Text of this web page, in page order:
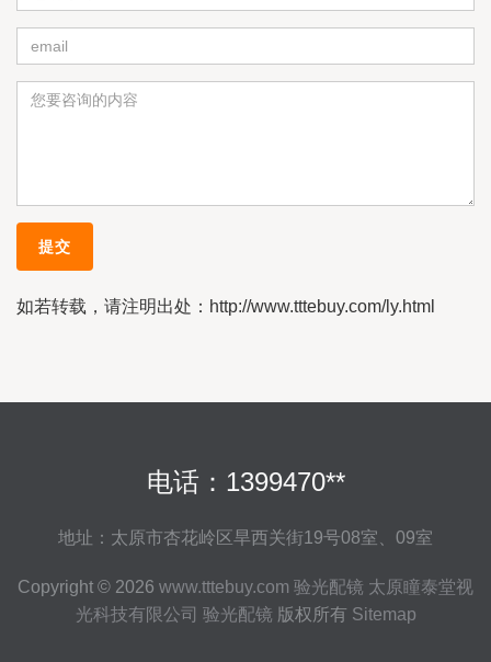
如若转载，请注明出处：http://www.tttebuy.com/ly.html
电话：1399470**
地址：太原市杏花岭区旱西关街19号08室、09室
Copyright © 2026 www.tttebuy.com 验光配镜 太原瞳泰堂视
光科技有限公司 验光配镜 版权所有 Sitemap